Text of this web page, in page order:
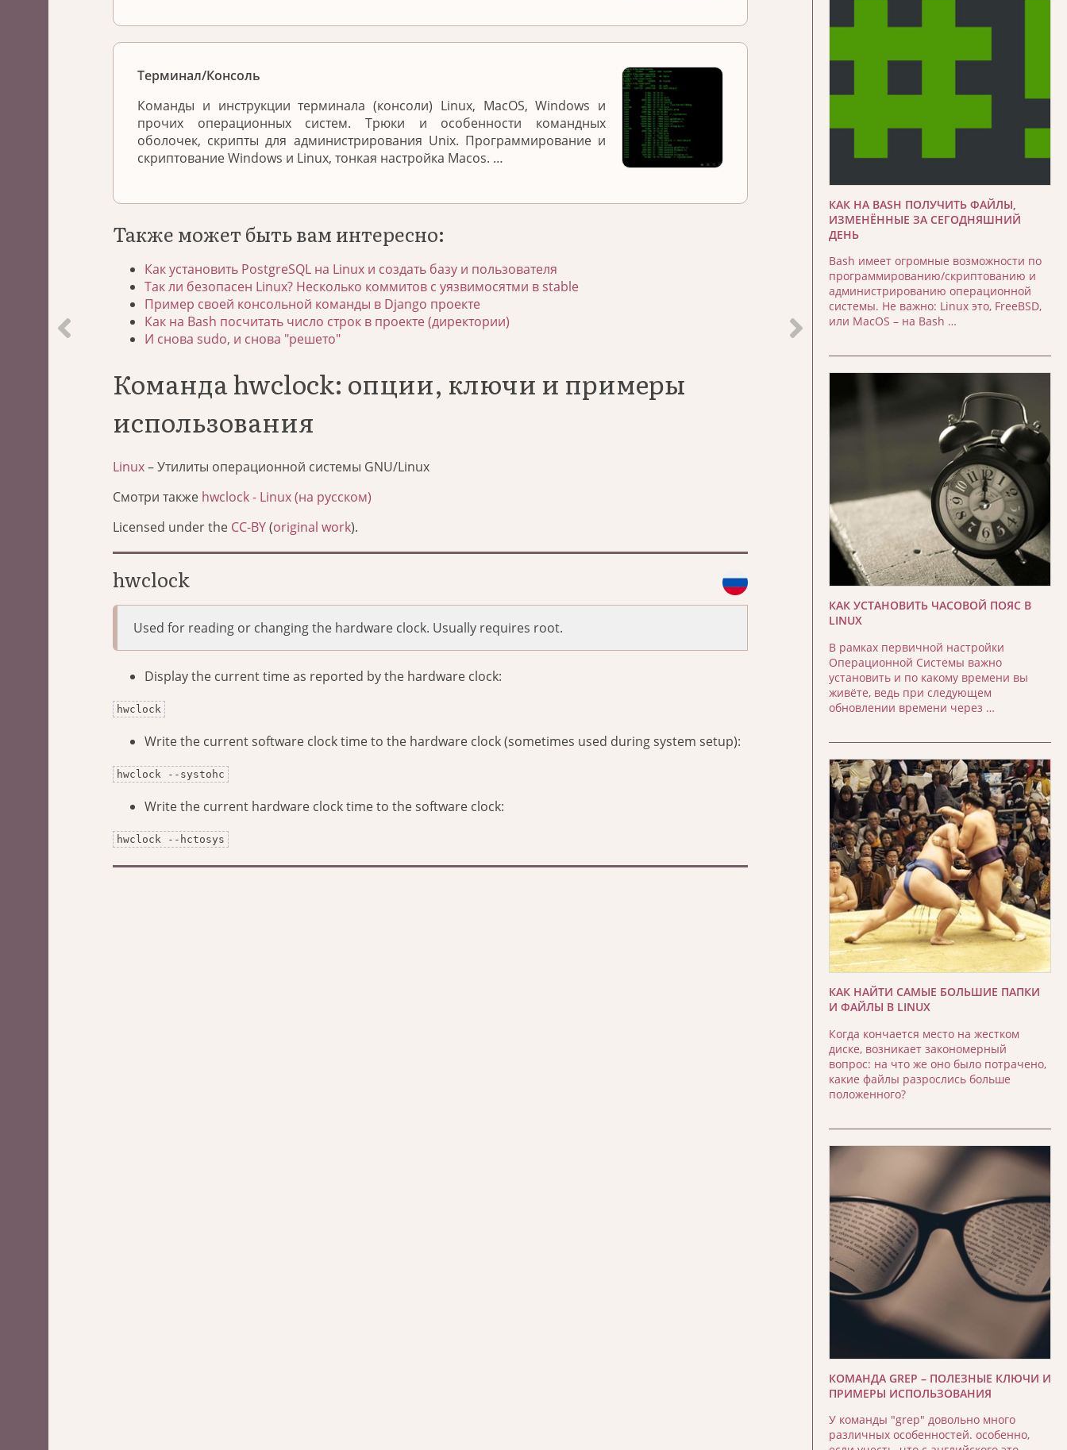
Терминал/Консоль
Команды и инструкции терминала (консоли) Linux, MacOS, Windows и
прочих операционных систем. Трюки и особенности командных
оболочек, скрипты для администрирования Unix. Программирование и
скриптование Windows и Linux, тонкая настройка Macos. …
Также может быть вам интересно:
Как установить PostgreSQL на Linux и создать базу и пользователя
Так ли безопасен Linux? Несколько коммитов с уязвимосятми в stable
Пример своей консольной команды в Django проекте
Как на Bash посчитать число строк в проекте (директории)
И снова sudo, и снова "решето"
Команда hwclock: опции, ключи и примеры
использования
Linux– Утилиты операционной системы GNU/Linux
Смотри также hwclock - Linux (на русском)
Licensed under the CC-BY(original work).
hwclock
Used for reading or changing the hardware clock. Usually requires root.
Display the current time as reported by the hardware clock:
hwclock
Write the current software clock time to the hardware clock (sometimes used during system setup):
hwclock --systohc
Write the current hardware clock time to the software clock:
hwclock --hctosys
КАК НА BASH ПОЛУЧИТЬ ФАЙЛЫ,
ИЗМЕНЁННЫЕ ЗА СЕГОДНЯШНИЙ
ДЕНЬ
Bash имеет огромные возможности по
программированию/скриптованию и
администрированию операционной
системы. Не важно: Linux это, FreeBSD,
или MacOS – на Bash …
КАК УСТАНОВИТЬ ЧАСОВОЙ ПОЯС В
LINUX
В рамках первичной настройки
Операционной Системы важно
установить и по какому времени вы
живёте, ведь при следующем
обновлении времени через …
КАК НАЙТИ САМЫЕ БОЛЬШИЕ ПАПКИ
И ФАЙЛЫ В LINUX
Когда кончается место на жестком
диске, возникает закономерный
вопрос: на что же оно было потрачено,
какие файлы разрослись больше
положенного?
КОМАНДА GREP – ПОЛЕЗНЫЕ КЛЮЧИ И
ПРИМЕРЫ ИСПОЛЬЗОВАНИЯ
У команды "grep" довольно много
различных особенностей. особенно,